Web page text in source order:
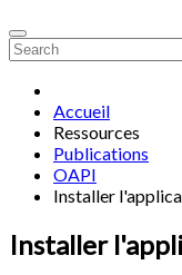
Accueil
Ressources
Publications
OAPI
Installer
Installer